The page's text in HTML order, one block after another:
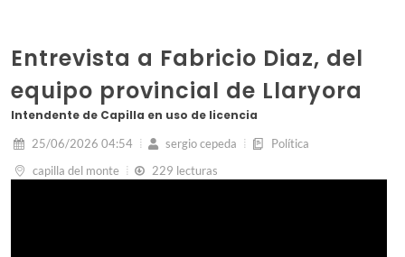
Entrevista a Fabricio Diaz, del
equipo provincial de Llaryora
Intendente de Capilla en uso de licencia
25/06/2026 04:54 sergio cepeda
Política
capilla del monte
229 lecturas